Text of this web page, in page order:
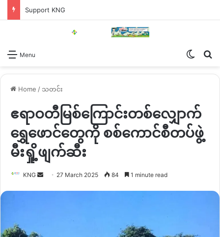
Support KNG
Menu
Home / သတင်း
ဧရာဝတီမြစ်ကြောင်းတစ်လျှောက်
ရွှေဖောင်တွေကို စစ်ကောင်စီတပ်ဖွဲ့
မီးရှို့ဖျက်ဆီး
KNG
Send 27 March 2025 84 1 minute read